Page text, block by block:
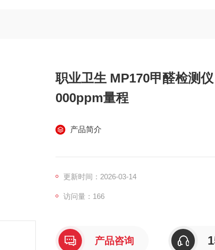
职业卫生 MP170甲醛检测
000ppm量程
产品简介
更新时间：2026-03-14
访问量：166
产品咨询